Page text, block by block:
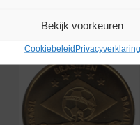
Bekijk voorkeuren
CookiebeleidPrivacyverklaring